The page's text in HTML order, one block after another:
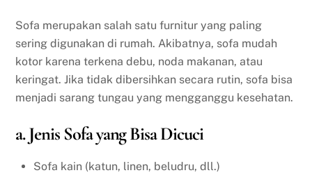
Sofa merupakan salah satu furnitur yang paling
sering digunakan di rumah. Akibatnya, sofa mudah
kotor karena terkena debu, noda makanan, atau
keringat. Jika tidak dibersihkan secara rutin, sofa bisa
menjadi sarang tungau yang mengganggu kesehatan.
a. Jenis Sofa yang Bisa Dicuci
Sofa kain (katun, linen, beludru, dll.)